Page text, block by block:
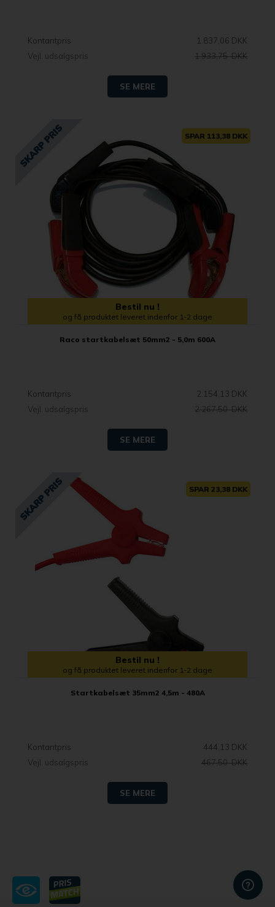
Kontantpris
1.837,06 DKK
Vejl. udsalgspris
1.933,75 DKK
SE MERE
SPAR 113,38 DKK
Bestil nu !
og få produktet leveret indenfor 1-2 dage
Raco startkabelsæt 50mm2 - 5,0m 600A
Kontantpris
2.154,13 DKK
Vejl. udsalgspris
2.267,50 DKK
SE MERE
SPAR 23,38 DKK
Bestil nu !
og få produktet leveret indenfor 1-2 dage
Startkabelsæt 35mm2 4,5m - 480A
Kontantpris
444,13 DKK
Vejl. udsalgspris
467,50 DKK
SE MERE